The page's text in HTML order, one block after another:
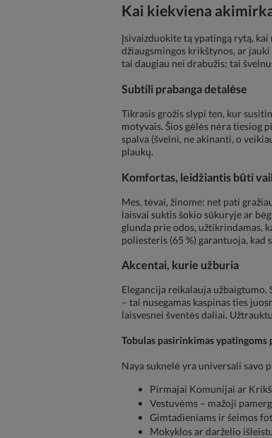
Kai kiekviena
Įsivaizduokite tą ypatingą rytą,
džiaugsmingos krikštynos, ar
tai daugiau nei drabužis; tai
Subtili prabanga detalėse
Tikrasis grožis slypi ten, kur
motyvais. Šios gėlės nėra tiesiog
spalva (švelni, ne akinanti, o
plaukų.
Komfortas, leidžiantis būti
Mes, tėvai, žinome: net pati
laisvai suktis šokio sūkuryje ar
glunda prie odos, užtikrindamas,
poliesteris (65 %) garantuoja, kad
Akcentai, kurie užburia
Elegancija reikalauja
– tai nusegamas kaspinas ties
laisvesnei šventės daliai.
Tobulas pasirinkimas ypatingoms
Naya suknelė yra universali savo
Pirmajai Komunijai ar
Vestuvėms – mažoji
Gimtadieniams ir šeimos
Mokyklos ar darželio